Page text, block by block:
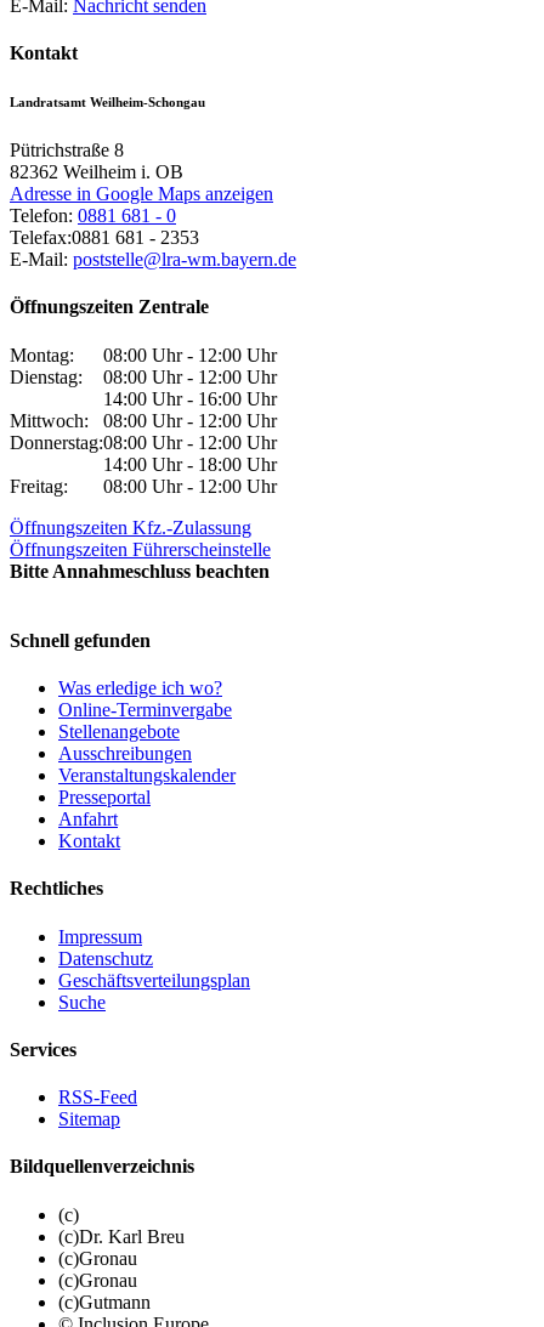
E-Mail: Nachricht senden
Kontakt
Landratsamt Weilheim-Schongau
Pütrichstraße 8
82362 Weilheim i. OB
Adresse in Google Maps anzeigen
Telefon: 0881 681 - 0
Telefax:0881 681 - 2353
E-Mail: poststelle@lra-wm.bayern.de
Öffnungszeiten Zentrale
Montag:
08:00 Uhr - 12:00 Uhr
Dienstag:
08:00 Uhr - 12:00 Uhr
14:00 Uhr - 16:00 Uhr
Mittwoch:
08:00 Uhr - 12:00 Uhr
Donnerstag:08:00 Uhr - 12:00 Uhr
14:00 Uhr - 18:00 Uhr
Freitag:
08:00 Uhr - 12:00 Uhr
Öffnungszeiten Kfz.-Zulassung
Öffnungszeiten Führerscheinstelle
Bitte Annahmeschluss beachten
Schnell gefunden
Was erledige ich wo?
Online-Terminvergabe
Stellenangebote
Ausschreibungen
Veranstaltungskalender
Presseportal
Anfahrt
Kontakt
Rechtliches
Impressum
Datenschutz
Geschäftsverteilungsplan
Suche
Services
RSS-Feed
Sitemap
Bildquellenverzeichnis
(c)
(c)Dr. Karl Breu
(c)Gronau
(c)Gronau
(c)Gutmann